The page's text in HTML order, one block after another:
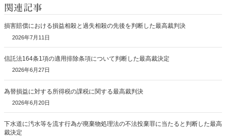
関連記事
損害賠償における損益相殺と過失相殺の先後を判断した最高裁判決
2026年7月11日
信託法164条1項の適用排除条項について判断した最高裁決定
2026年6月27日
為替損益に対する所得税の課税に関する最高裁判決
2026年6月20日
下水道に汚水等を流す行為が廃棄物処理法の不法投棄罪に当たると判断した最高
裁決定